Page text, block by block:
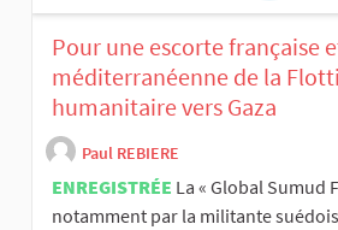
Pour une escorte française
méditerranéenne de la
humanitaire vers Gaza
Paul REBIERE
ENREGISTRÉE La « Global Sumud
notamment par la militante